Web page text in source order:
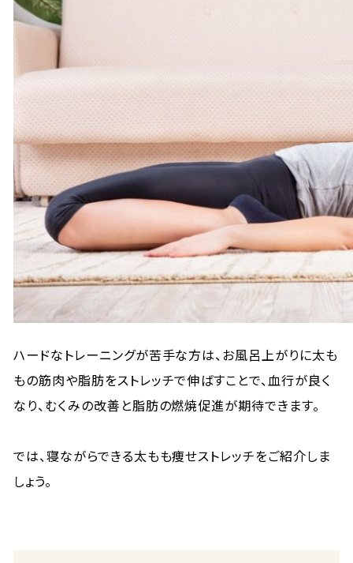
ハードなトレーニングが苦手な方は、お風呂上がりに太も
もの筋肉や脂肪をストレッチで伸ばすことで、血行が良く
なり、むくみの改善と脂肪の燃焼促進が期待できます。
では、寝ながらできる太もも痩せストレッチをご紹介しま
しょう。